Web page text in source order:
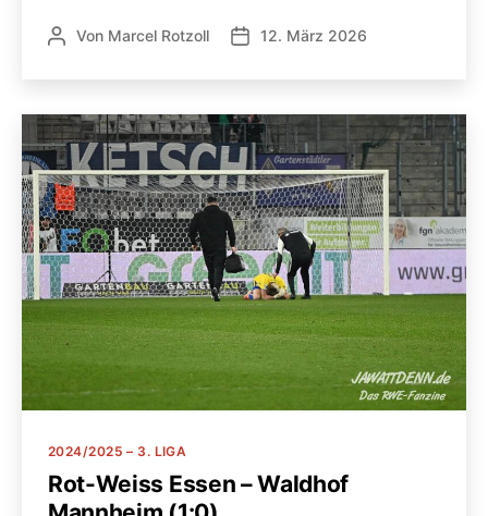
Beitragsautor
Von Marcel Rotzoll Veröffentlichungsdatum
12. März 2026
Kategorien
2024/2025 – 3. LIGA
Rot-Weiss Essen – Waldhof